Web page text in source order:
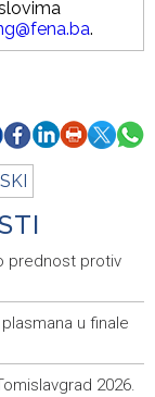
.
prednost protiv
u finale
2026.